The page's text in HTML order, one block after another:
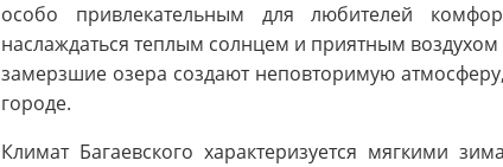
особо привлекательным для любителей
наслаждаться теплым солнцем и приятным
замерзшие озера создают неповторимую
городе.
Климат Багаевского характеризуется мягкими